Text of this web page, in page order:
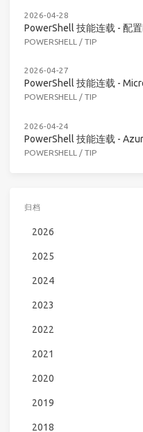
2026-04-28
PowerShell 技能连载 - 配
POWERSHELL / TIP
2026-04-27
PowerShell 技能连载 -
POWERSHELL / TIP
2026-04-24
PowerShell 技能连载 -
POWERSHELL / TIP
归档
2026
2025
2024
2023
2022
2021
2020
2019
2018